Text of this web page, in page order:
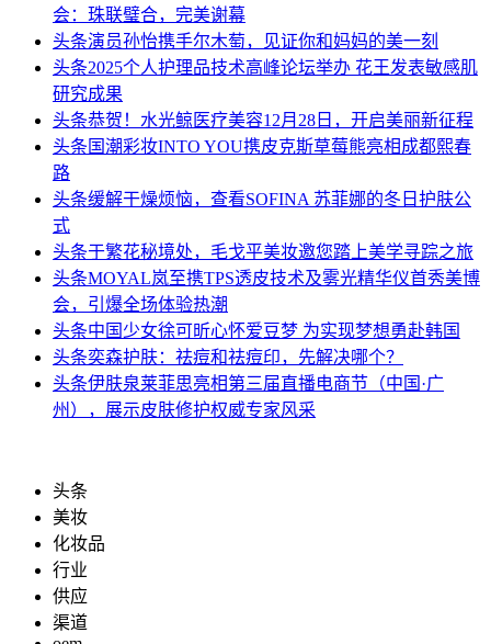
会：珠联璧合，完美谢幕
头条演员孙怡携手尔木萄，见证你和妈妈的美一刻
头条2025个人护理品技术高峰论坛举办 花王发表敏感肌
研究成果
头条恭贺！水光鲸医疗美容12月28日，开启美丽新征程
头条 国潮彩妆INTO YOU携皮克斯草莓熊亮相成都熙春
路
头条缓解干燥烦恼，查看SOFINA 苏菲娜的冬日护肤公
式
头条于繁花秘境处，毛戈平美妆邀您踏上美学寻踪之旅
头条MOYAL岚至携TPS透皮技术及雾光精华仪首秀美博
会，引爆全场体验热潮
头条中国少女徐可昕心怀爱豆梦 为实现梦想勇赴韩国
头条奕森护肤：祛痘和祛痘印，先解决哪个？
头条伊肤泉莱菲思亮相第三届直播电商节（中国·广
州），展示皮肤修护权威专家风采
头条
美妆
化妆品
行业
供应
渠道